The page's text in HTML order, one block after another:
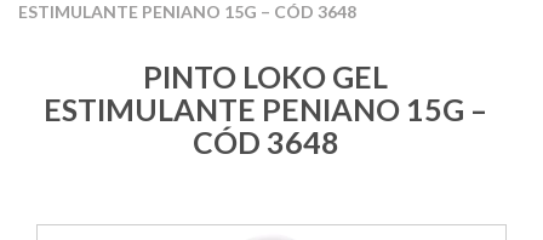
ESTIMULANTE PENIANO 15G – CÓD 3648
PINTO LOKO GEL
ESTIMULANTE PENIANO 15G –
CÓD 3648